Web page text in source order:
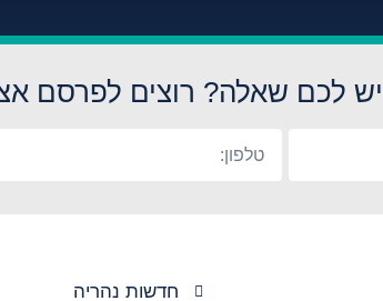
יש לכם שאלה? רוצים לפרסם
חדשות נהריה